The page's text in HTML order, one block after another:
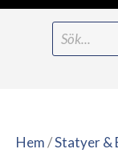
Hem/Statyer &